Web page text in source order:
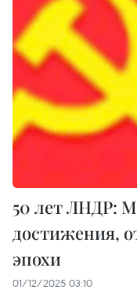
50 лет ЛНДР:
достижения,
эпохи
01/12/2025 03:10